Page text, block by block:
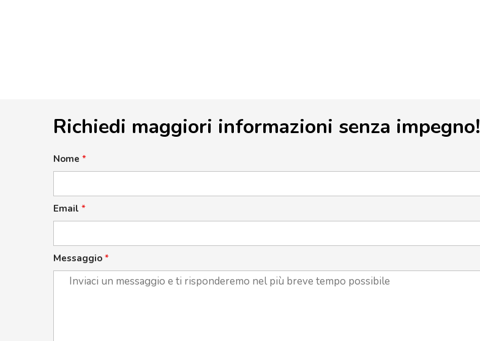
Richiedi maggiori informazioni senza impegno!
Nome *
Email *
Messaggio *